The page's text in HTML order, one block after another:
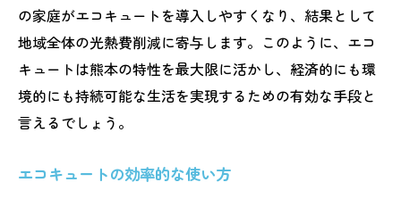
の家庭がエコキュートを導入しやすくなり、結果として
地域全体の光熱費削減に寄与します。このように、エコ
キュートは熊本の特性を最大限に活かし、経済的にも環
境的にも持続可能な生活を実現するための有効な手段と
言えるでしょう。
エコキュートの効率的な使い方